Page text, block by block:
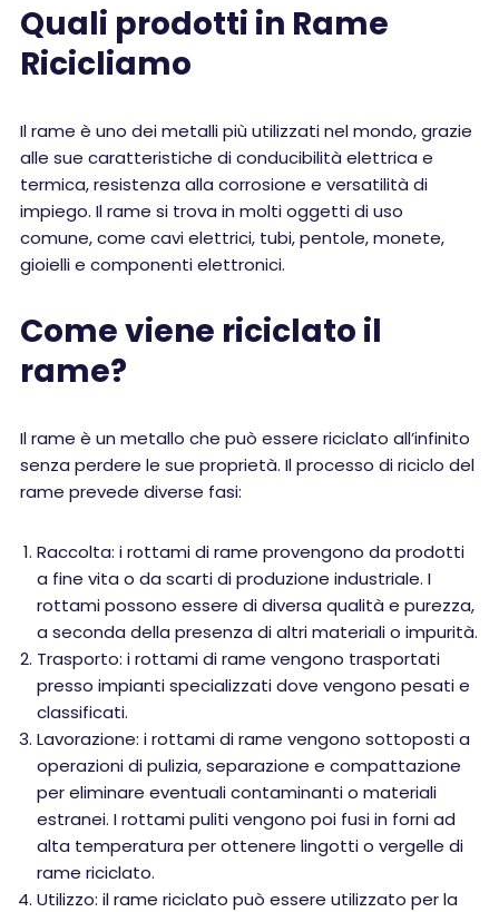
Quali prodotti in Rame
Ricicliamo
Il rame è uno dei metalli più utilizzati nel mondo, grazie
alle sue caratteristiche di conducibilità elettrica e
termica, resistenza alla corrosione e versatilità di
impiego. Il rame si trova in molti oggetti di uso
comune, come cavi elettrici, tubi, pentole, monete,
gioielli e componenti elettronici.
Come viene riciclato il
rame?
Il rame è un metallo che può essere riciclato all’infinito
senza perdere le sue proprietà. Il processo di riciclo del
rame prevede diverse fasi:
Raccolta: i rottami di rame provengono da prodotti
a fine vita o da scarti di produzione industriale. I
rottami possono essere di diversa qualità e purezza,
a seconda della presenza di altri materiali o impurità.
Trasporto: i rottami di rame vengono trasportati
presso impianti specializzati dove vengono pesati e
classificati.
Lavorazione: i rottami di rame vengono sottoposti a
operazioni di pulizia, separazione e compattazione
per eliminare eventuali contaminanti o materiali
estranei. I rottami puliti vengono poi fusi in forni ad
alta temperatura per ottenere lingotti o vergelle di
rame riciclato.
Utilizzo: il rame riciclato può essere utilizzato per la